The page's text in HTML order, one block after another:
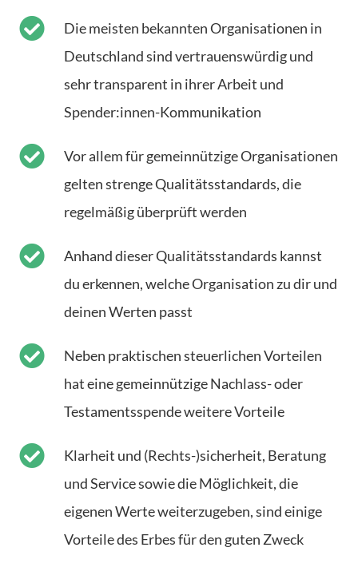
Die meisten bekannten Organisationen in
Deutschland sind vertrauenswürdig und
sehr transparent in ihrer Arbeit und
Spender:innen-Kommunikation
Vor allem für gemeinnützige Organisationen
gelten strenge Qualitätsstandards, die
regelmäßig überprüft werden
Anhand dieser Qualitätsstandards kannst
du erkennen, welche Organisation zu dir und
deinen Werten passt
Neben praktischen steuerlichen Vorteilen
hat eine gemeinnützige Nachlass- oder
Testamentsspende weitere Vorteile
Klarheit und (Rechts-)sicherheit, Beratung
und Service sowie die Möglichkeit, die
eigenen Werte weiterzugeben, sind einige
Vorteile des Erbes für den guten Zweck